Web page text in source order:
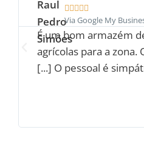
    
Via Google My
É um bom armazém
agrícolas para a zona.
[...] O pessoal é